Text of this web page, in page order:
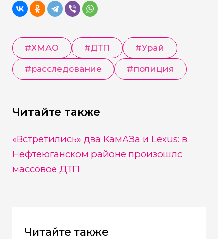
#ХМАО #ДТП #Урай
#расследование #полиция
Читайте также
«Встретились» два КамАЗа и Lexus: в
Нефтеюганском районе произошло
массовое ДТП
Читайте также